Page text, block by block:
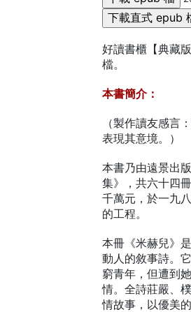
好讀書櫃【典藏
檔。
本書簡介：
（製作讀友感言
表現其意境。）
本書乃由遠景出
集》，共六十四
千萬元，於一九
的工程。
本冊《米赫兒》
動人的敘事詩。
窮青年，但遭到
情。全詩莊嚴、
情故事，以優美